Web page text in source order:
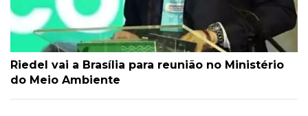
Riedel vai a Brasília para reunião no Ministério
do Meio Ambiente